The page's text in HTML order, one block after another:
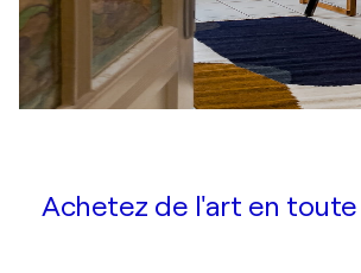
Achetez de l'art en